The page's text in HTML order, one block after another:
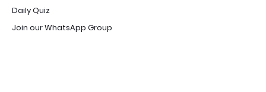
Daily Quiz
Join our WhatsApp Group